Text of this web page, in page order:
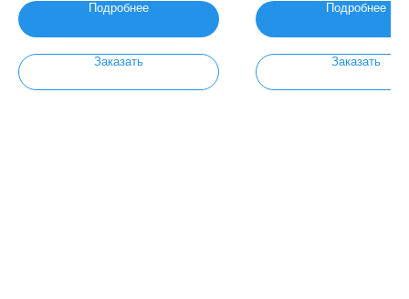
Подробнее
Заказать
Подробнее
Заказать